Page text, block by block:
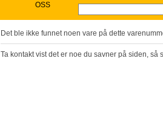
OSS
Det ble ikke funnet noen vare på dette
Ta kontakt vist det er noe du savner på siden, så